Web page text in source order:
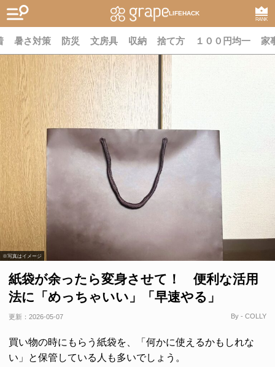
LIFEHACK
RANK
暑さ対策 防災 文房具 収納 捨て方 １００円均一 家
※写真はイメージ
紙袋が余ったら変身させて！ 便利な活用
法に「めっちゃいい」「早速やる」
更新： 2026-05-07 By - COLLY
買い物の時にもらう紙袋を、「何かに使えるかもしれな
い」と保管している人も多いでしょう。